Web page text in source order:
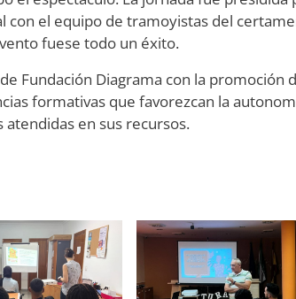
el equipo de tramoyistas del
fuese todo un éxito.
Fundación Diagrama con la promoción
formativas que favorezcan la
en sus recursos.